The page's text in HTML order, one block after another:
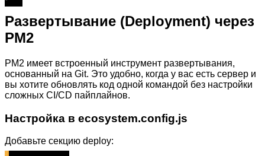
Развертывание (Deployment) через
PM2
PM2 имеет встроенный инструмент развертывания,
основанный на Git. Это удобно, когда у вас есть сервер и
вы хотите обновлять код одной командой без настройки
сложных CI/CD пайплайнов.
Настройка в ecosystem.config.js
Добавьте секцию deploy: